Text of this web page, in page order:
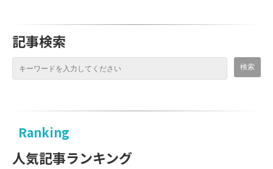
記事検索
Ranking
人気記事ランキング